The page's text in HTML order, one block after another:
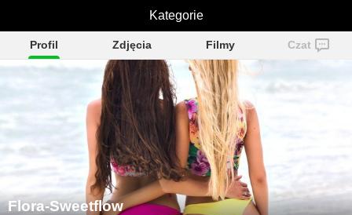
Flora-Sweetflow
Profil Zdjęcia Filmy Czat
Flora-Sweetflow
Kategorie